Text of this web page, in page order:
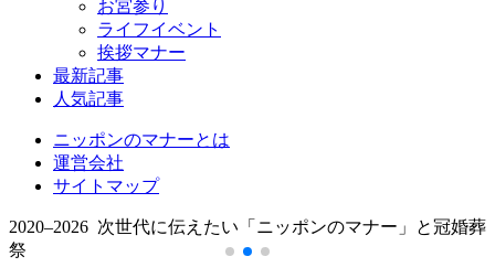
お宮参り
ライフイベント
挨拶マナー
最新記事
人気記事
ニッポンのマナーとは
運営会社
サイトマップ
2020–2026 次世代に伝えたい「ニッポンのマナー」と冠婚葬
祭